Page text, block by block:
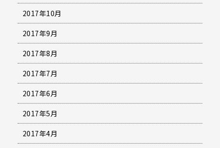
2017年10月
2017年9月
2017年8月
2017年7月
2017年6月
2017年5月
2017年4月